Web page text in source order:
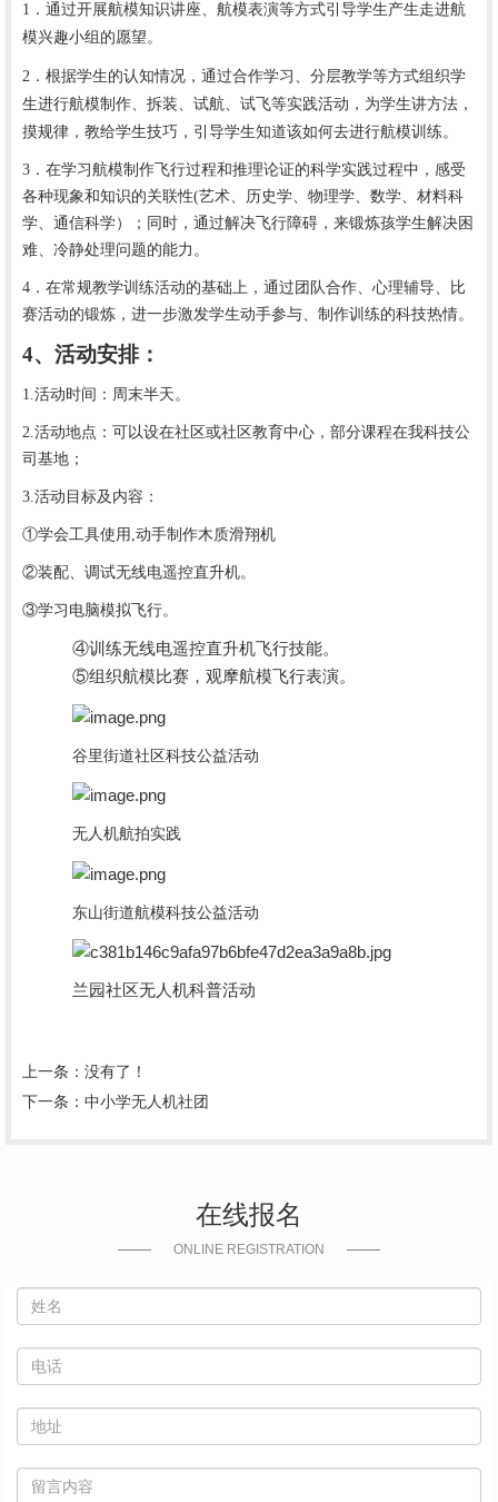
1．通过开展航模知识讲座、航模表演等方式引导学生产生走进航
模兴趣小组的愿望。
2．根据学生的认知情况，通过合作学习、分层教学等方式组织学
生进行航模制作、拆装、试航、试飞等实践活动，为学生讲方法，
摸规律，教给学生技巧，引导学生知道该如何去进行航模训练。
3．在学习航模制作飞行过程和推理论证的科学实践过程中，感受
各种现象和知识的关联性(艺术、历史学、物理学、数学、材料科
学、通信科学）；同时，通过解决飞行障碍，来锻炼孩学生解决困
难、冷静处理问题的能力。
4．在常规教学训练活动的基础上，通过团队合作、心理辅导、比
赛活动的锻炼，进一步激发学生动手参与、制作训练的科技热情。
4、活动安排：
1.活动时间：周末半天。
2.活动地点：可以设在社区或社区教育中心，部分课程在我科技公
司基地；
3.活动目标及内容：
①学会工具使用,动手制作木质滑翔机
②装配、调试无线电遥控直升机。
③学习电脑模拟飞行。
④训练无线电遥控直升机飞行技能。
⑤组织航模比赛，观摩航模飞行表演。
谷里街道社区科技公益活动
无人机航拍实践
东山街道航模科技公益活动
兰园社区无人机科普活动
上一条：没有了！
下一条： 中小学无人机社团
在线报名
ONLINE REGISTRATION